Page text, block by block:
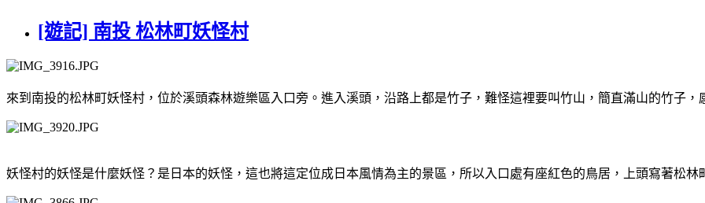
[遊記] 南投 松林町妖怪村
來到南投的松林町妖怪村，位於溪頭森林遊樂區入口旁。進入溪頭，沿路上都是竹子，難怪這裡要叫竹山，簡直滿山的竹子，
妖怪村的妖怪是什麼妖怪？是日本的妖怪，這也將這定位成日本風情為主的景區，所以入口處有座紅色的鳥居，上頭寫著松林